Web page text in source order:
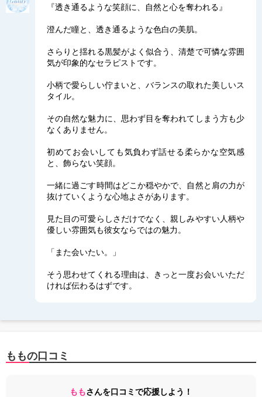
『透き通るような笑顔に、自然と心を奪われる』
澄んだ瞳と、透き通るような色白の美肌。
さらりと揺れる黒髪がよく似合う、清楚で可憐な雰囲
気が印象的なセラピストです。
小柄で愛らしい佇まいと、バランスの取れた美しいス
タイル。
その自然な魅力に、思わず目を奪われてしまう方も少
なくありません。
初めてお会いしても気負わず話せる柔らかな空気感
と、飾らない笑顔。
一緒に過ごす時間はどこか穏やかで、自然と肩の力が
抜けていくような心地よさがあります。
見た目の可愛らしさだけでなく、親しみやすい人柄や
優しい雰囲気も彼女ならではの魅力。
「また会いたい。」
そう思わせてくれる理由は、きっと一度お会いいただ
ければ伝わるはずです。
ももの口コミ
ももさんを口コミで応援しよう！